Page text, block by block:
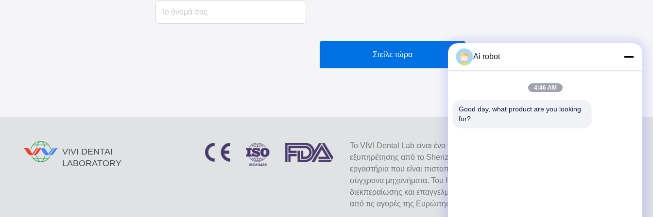
Στείλε τώρα
VIVI DENTAI
LABORATORY
Το VIVI Dental Lab είναι ένα υψηλού επιπέδου εργαστήριο πλήρους
εξυπηρέτησης από το Shenzhen της Κίνας. Είναι από τα κορυφαία οδοντιατρικά
εργαστήρια που είναι πιστοποιημένα με CE, ISO και FDA και εξοπλισμένα με
σύγχρονα μηχανήματα. Του Η δέσμευση για υψηλή ποιότητα, γρήγορο χρόνο
διεκπεραίωσης και επαγγελματικές υπηρεσίες έχει κερδίσει πολλά θετικά σχόλια
από τις αγορές της Ευρώπης και των ΗΠΑ.
Ai robot
4:46 AM
Good day, what product are you looking
for?